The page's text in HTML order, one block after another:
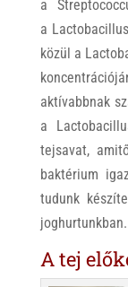
a
a
közül a
aktívabbnak
a
tejsavat,
baktérium
tudunk
joghurtunkban.
A tej